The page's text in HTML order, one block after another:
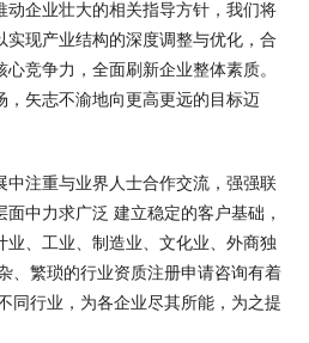
动企业壮大的相关指导方针，我们将
实现产业结构的深度调整与优化，合
竞争力，全面刷新企业整体素质。
矢志不渝地向更高更远的目标迈
中注重与业界人士合作交流，强强联
中力求广泛 建立稳定的客户基础，
业、工业、制造业、文化业、外商独
、繁琐的行业资质注册申请咨询有着
同行业，为各企业尽其所能，为之提